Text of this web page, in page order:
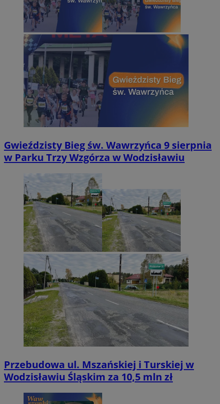
Gwieździsty Bieg św. Wawrzyńca 9 sierpnia
w Parku Trzy Wzgórza w Wodzisławiu
Przebudowa ul. Mszańskiej i Turskiej w
Wodzisławiu Śląskim za 10,5 mln zł